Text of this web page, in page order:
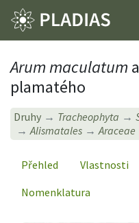
Arum maculatum
plamatého
Druhy Tracheophyta
Alismatales
Araceae
Přehled Vlastnosti
Nomenklatura